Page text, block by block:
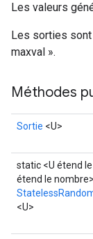
Les valeurs
Les sorties sont
maxval ».
Méthodes
Sortie <U>
static <U étend
étend le nombre>
<U>